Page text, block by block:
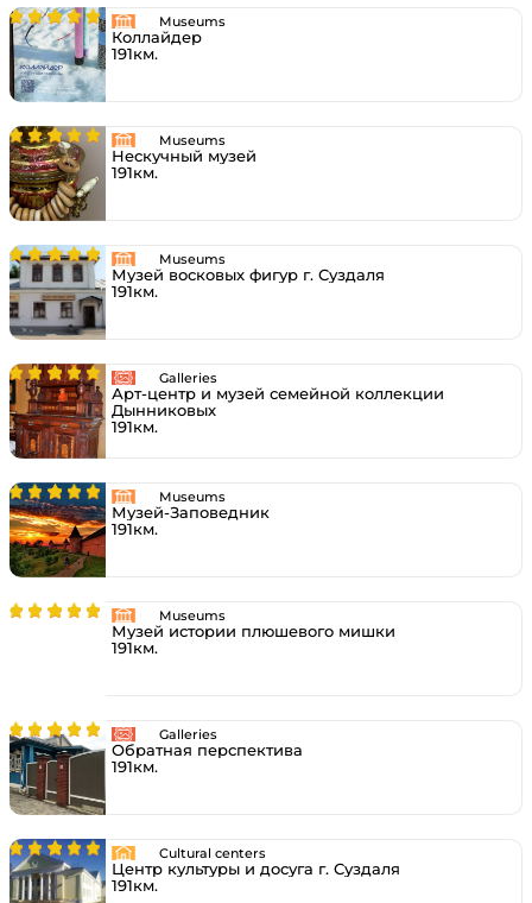
Museums
Коллайдер
191км.
Museums
Нескучный музей
191км.
Museums
Музей восковых фигур г. Суздаля
191км.
Galleries
Арт-центр и музей семейной коллекции
Дынниковых
191км.
Museums
Музей-Заповедник
191км.
Museums
Музей истории плюшевого мишки
191км.
Galleries
Обратная перспектива
191км.
Cultural centers
Центр культуры и досуга г. Суздаля
191км.